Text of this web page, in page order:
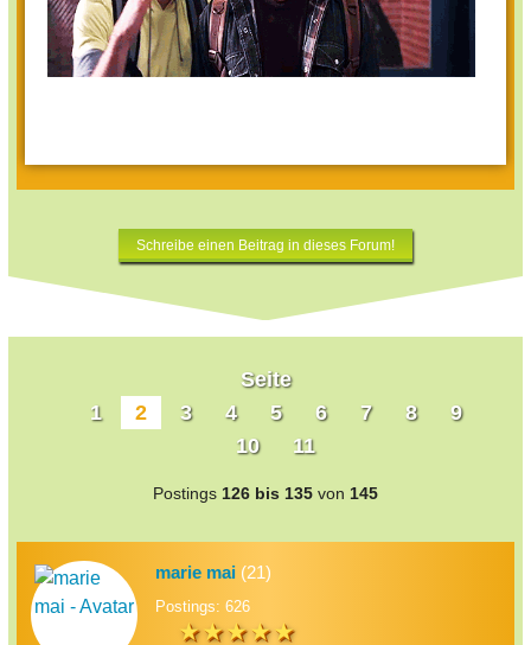
Schreibe einen Beitrag in dieses Forum!
Seite
1
2 3 4 5 6 7 8
9
10
11
Postings 126 bis 135 von 145
marie mai (21)
Postings: 626